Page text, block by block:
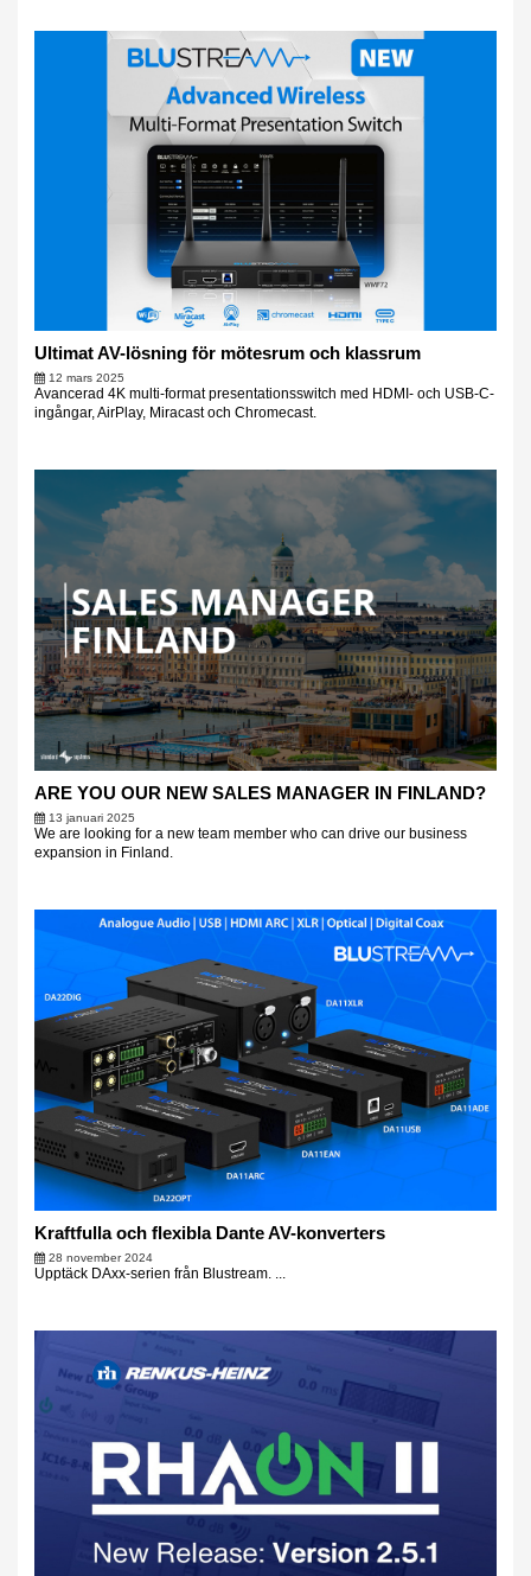
Ultimat AV-lösning för mötesrum och klassrum
12 mars 2025
Avancerad 4K multi-format presentationsswitch med HDMI- och USB-C-
ingångar, AirPlay, Miracast och Chromecast.
ARE YOU OUR NEW SALES MANAGER IN FINLAND?
13 januari 2025
We are looking for a new team member who can drive our business
expansion in Finland.
Kraftfulla och flexibla Dante AV-konverters
28 november 2024
Upptäck DAxx-serien från Blustream. ...